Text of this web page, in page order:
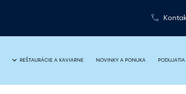
REŠTAURÁCIE A KAVIARNE NOVINKY A PONUKA PODUJATIA